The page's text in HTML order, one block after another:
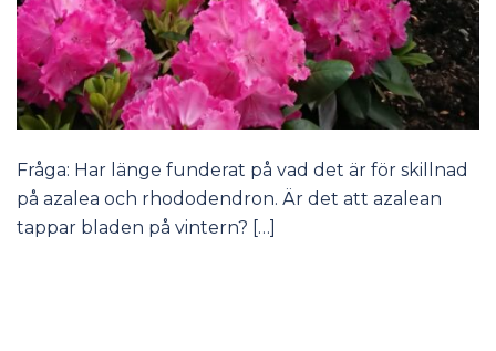
Fråga: Har länge funderat på vad det är för skillnad
på azalea och rhododendron. Är det att azalean
tappar bladen på vintern? […]